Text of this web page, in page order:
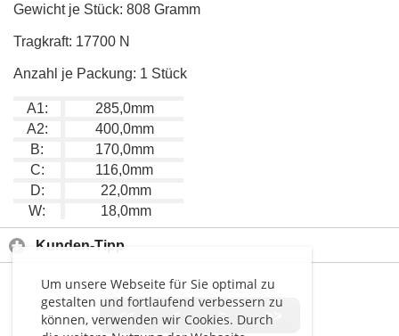
Um unsere Webseite für Sie optimal zu
gestalten und fortlaufend verbessern zu
können, verwenden wir Cookies. Durch
Gewicht je Stück: 808 Gramm
Tragkraft: 17700 N
Anzahl je Packung: 1 Stück
A1:
285,0mm
A2:
400,0mm
B:
170,0mm
C:
116,0mm
D:
22,0mm
W:
18,0mm
Kunden-Tipp
<< < > >>